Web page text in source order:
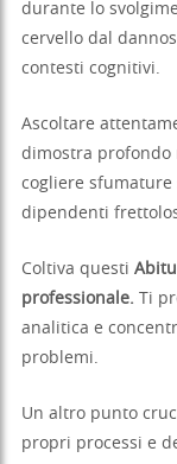
durante lo
cervello dal
contesti cognitivi.
Ascoltare
dimostra profondo
cogliere sfumature
dipendenti
Coltiva questi
professionale. Ti
analitica e
problemi.
Un altro punto
propri processi e